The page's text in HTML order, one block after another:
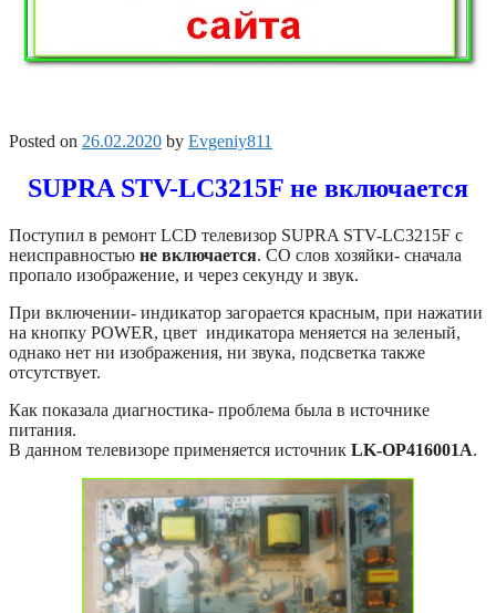
Posted on 26.02.2020 by Evgeniy811
SUPRA STV-LC3215F не включается
Поступил в ремонт LCD телевизор SUPRA STV-LC3215F с
неисправностью не включается. СО слов хозяйки- сначала
пропало изображение, и через секунду и звук.
При включении- индикатор загорается красным, при нажатии
на кнопку POWER, цвет индикатора меняется на зеленый,
однако нет ни изображения, ни звука, подсветка также
отсутствует.
Как показала диагностика- проблема была в источнике
питания.
В данном телевизоре применяется источник LK-OP416001A.